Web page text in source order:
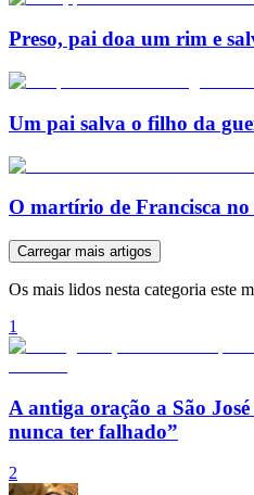
Preso, pai doa um rim e
Um pai salva o filho da
O martírio de Francisca
Carregar mais artigos
Os mais lidos nesta categoria este
1
A antiga oração a São
nunca ter falhado”
2